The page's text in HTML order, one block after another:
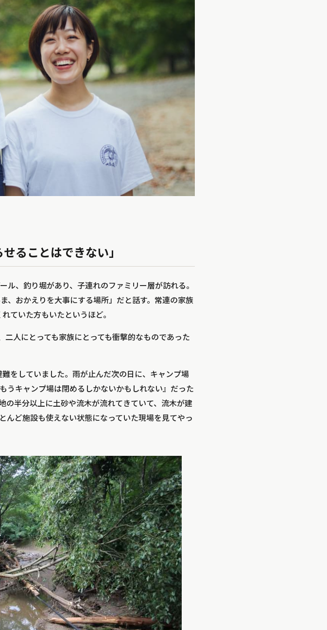
ることはできない」
、釣り堀があり、子連れのファミリー層が訪れる。
、おかえりを大事にする場所」だと話す。常連の家族
ていた方もいたというほど。
人にとっても家族にとっても衝撃的なものであった
をしていました。雨が止んだ次の日に、キャンプ場
うキャンプ場は閉めるしかないかもしれない』だった
の半分以上に土砂や流木が流れてきていて、流木が建
んど施設も使えない状態になっていた現場を見てやっ